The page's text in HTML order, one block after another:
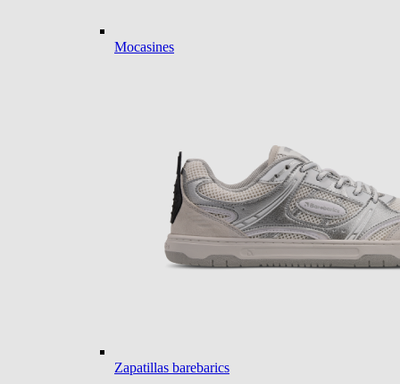
Mocasines
Zapatillas barebarics